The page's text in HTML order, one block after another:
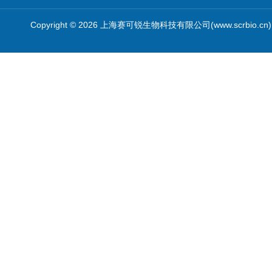
Copyright © 2026 上海赛可锐生物科技有限公司